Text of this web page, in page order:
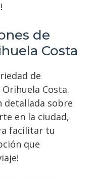
de
Costa
de
Costa.
detallada sobre
en la ciudad,
facilitar tu
que